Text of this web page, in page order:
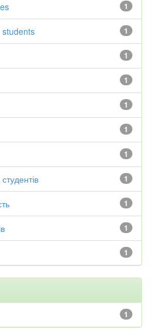
1
1
1
1
1
1
1
1
1
1
1
1